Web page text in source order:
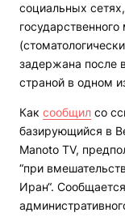
социальных
задержана после
страной в одном
Как сообщил со
базирующийся в
Manoto TV,
“при
Иран“.